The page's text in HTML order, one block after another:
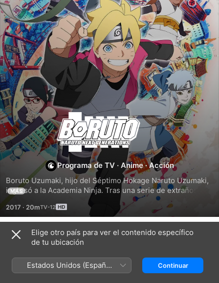
BORUTO:
NARUTO
NEXT
GENERATIONS
Programa de TV · Anime ·Acción
Boruto Uzumaki, hijo del Séptimo Hokage Naruto Uzumaki,
ingresó a la Academia Ninja. Tras una serie de extraños
eventos, ¡la historia de Boruto comienza!
MÁS
2017 · 20m
Temporada 1
Elige otro país para ver el contenido específico
de tu ubicación
Estados Unidos (Español
México)
Continuar